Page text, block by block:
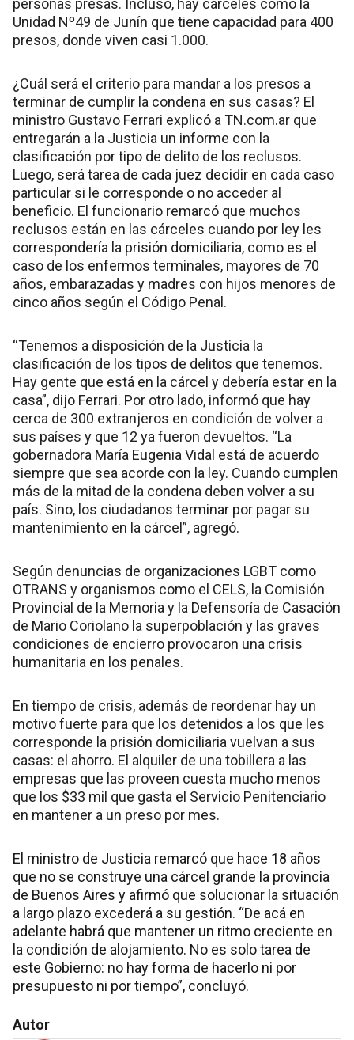
personas presas. Incluso, hay cárceles como la
Unidad Nº49 de Junín que tiene capacidad para 400
presos, donde viven casi 1.000.
¿Cuál será el criterio para mandar a los presos a
terminar de cumplir la condena en sus casas? El
ministro Gustavo Ferrari explicó a TN.com.ar que
entregarán a la Justicia un informe con la
clasificación por tipo de delito de los reclusos.
Luego, será tarea de cada juez decidir en cada caso
particular si le corresponde o no acceder al
beneficio. El funcionario remarcó que muchos
reclusos están en las cárceles cuando por ley les
correspondería la prisión domiciliaria, como es el
caso de los enfermos terminales, mayores de 70
años, embarazadas y madres con hijos menores de
cinco años según el Código Penal.
“Tenemos a disposición de la Justicia la
clasificación de los tipos de delitos que tenemos.
Hay gente que está en la cárcel y debería estar en la
casa”, dijo Ferrari. Por otro lado, informó que hay
cerca de 300 extranjeros en condición de volver a
sus países y que 12 ya fueron devueltos. “La
gobernadora María Eugenia Vidal está de acuerdo
siempre que sea acorde con la ley. Cuando cumplen
más de la mitad de la condena deben volver a su
país. Sino, los ciudadanos terminar por pagar su
mantenimiento en la cárcel”, agregó.
Según denuncias de organizaciones LGBT como
OTRANS y organismos como el CELS, la Comisión
Provincial de la Memoria y la Defensoría de Casación
de Mario Coriolano la superpoblación y las graves
condiciones de encierro provocaron una crisis
humanitaria en los penales.
En tiempo de crisis, además de reordenar hay un
motivo fuerte para que los detenidos a los que les
corresponde la prisión domiciliaria vuelvan a sus
casas: el ahorro. El alquiler de una tobillera a las
empresas que las proveen cuesta mucho menos
que los $33 mil que gasta el Servicio Penitenciario
en mantener a un preso por mes.
El ministro de Justicia remarcó que hace 18 años
que no se construye una cárcel grande la provincia
de Buenos Aires y afirmó que solucionar la situación
a largo plazo excederá a su gestión. “De acá en
adelante habrá que mantener un ritmo creciente en
la condición de alojamiento. No es solo tarea de
este Gobierno: no hay forma de hacerlo ni por
presupuesto ni por tiempo”, concluyó.
Autor